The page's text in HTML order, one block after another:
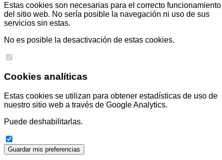
Estas cookies son necesarias para el correcto funcionamiento
del sitio web. No sería posible la navegación ni uso de sus
servicios sin estas.
No es posible la desactivación de estas cookies.
Cookies analíticas
Estas cookies se utilizan para obtener estadísticas de uso de
nuestro sitio web a través de Google Analytics.
Puede deshabilitarlas.
Guardar mis preferencias